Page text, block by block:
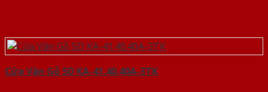
Cửa Vân Gỗ 5D KA-41.40.40A-3TK